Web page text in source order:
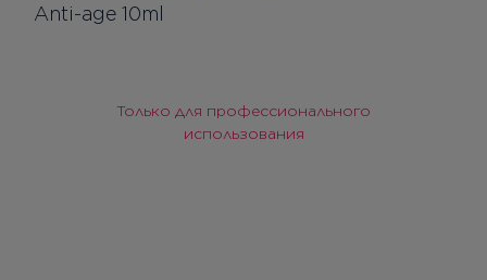
Anti-age 10ml
Только для профессионального
использования